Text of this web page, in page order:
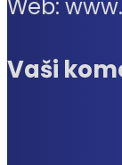
Web:
Vaši